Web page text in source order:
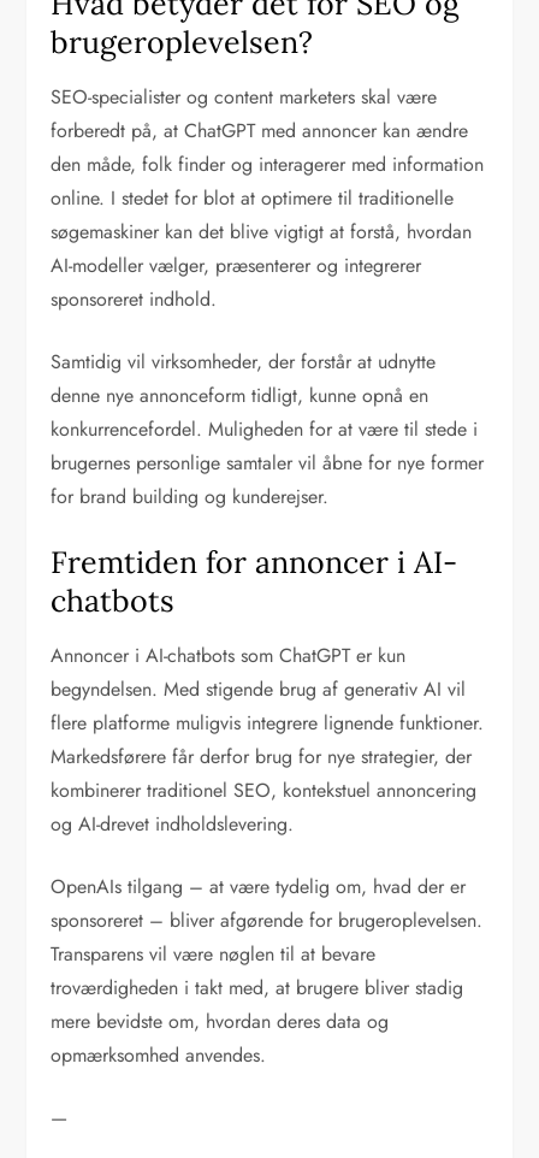
brugeroplevelsen?
SEO-specialister og content marketers skal være
forberedt på, at ChatGPT med annoncer kan ændre
den måde, folk finder og interagerer med information
online. I stedet for blot at optimere til traditionelle
søgemaskiner kan det blive vigtigt at forstå, hvordan
AI-modeller vælger, præsenterer og integrerer
sponsoreret indhold.
Samtidig vil virksomheder, der forstår at udnytte
denne nye annonceform tidligt, kunne opnå en
konkurrencefordel. Muligheden for at være til stede i
brugernes personlige samtaler vil åbne for nye former
for brand building og kunderejser.
Fremtiden for annoncer i AI-
chatbots
Annoncer i AI-chatbots som ChatGPT er kun
begyndelsen. Med stigende brug af generativ AI vil
flere platforme muligvis integrere lignende funktioner.
Markedsførere får derfor brug for nye strategier, der
kombinerer traditionel SEO, kontekstuel annoncering
og AI-drevet indholdslevering.
OpenAIs tilgang – at være tydelig om, hvad der er
sponsoreret – bliver afgørende for brugeroplevelsen.
Transparens vil være nøglen til at bevare
troværdigheden i takt med, at brugere bliver stadig
mere bevidste om, hvordan deres data og
opmærksomhed anvendes.
—